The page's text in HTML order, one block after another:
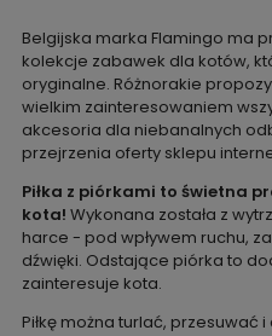
Belgijska marka Flamingo ma
kolekcje zabawek dla kotów,
oryginalne. Różnorakie
wielkim zainteresowaniem
akcesoria dla niebanalnych
przejrzenia oferty sklepu
Piłka z piórkami to świetna
kota! Wykonana została z
harce - pod wpływem ruchu,
dźwięki. Odstające piórka to
zainteresuje kota.
Piłkę można turlać, przesuwać